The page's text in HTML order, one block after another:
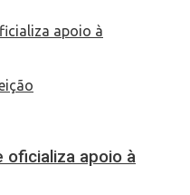
oficializa apoio à